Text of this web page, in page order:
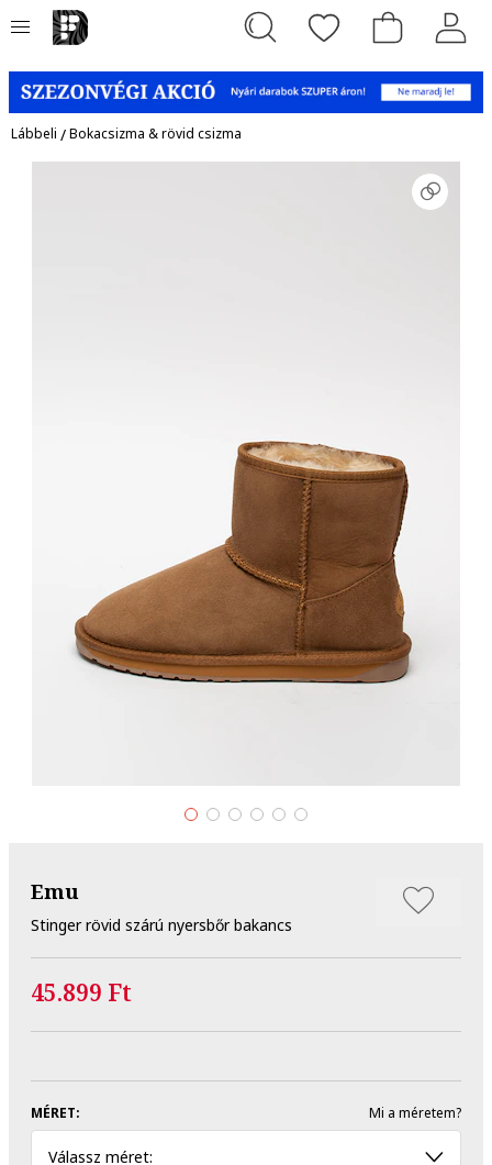
Lábbeli /Bokacsizma & rövid csizma
Emu
Stinger rövid szárú nyersbőr bakancs
45.899 Ft
MÉRET: Mi a méretem?
Válassz méret: